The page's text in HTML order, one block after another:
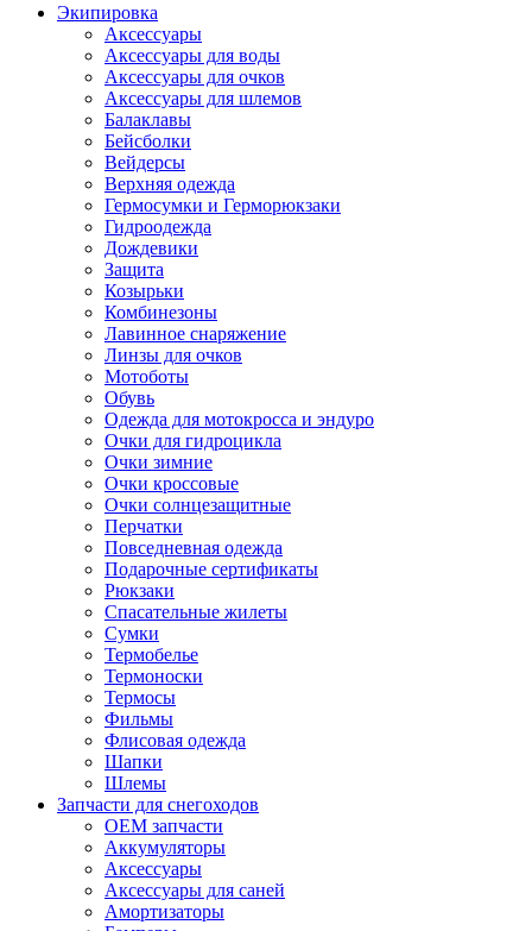
Экипировка
Аксессуары
Аксессуары для воды
Аксессуары для очков
Аксессуары для шлемов
Балаклавы
Бейсболки
Вейдерсы
Верхняя одежда
Гермосумки и Герморюкзаки
Гидроодежда
Дождевики
Защита
Козырьки
Комбинезоны
Лавинное снаряжение
Линзы для очков
Мотоботы
Обувь
Одежда для мотокросса и эндуро
Очки для гидроцикла
Очки зимние
Очки кроссовые
Очки солнцезащитные
Перчатки
Повседневная одежда
Подарочные сертификаты
Рюкзаки
Спасательные жилеты
Сумки
Термобелье
Термоноски
Термосы
Фильмы
Флисовая одежда
Шапки
Шлемы
Запчасти для снегоходов
OEM запчасти
Аккумуляторы
Аксессуары
Аксессуары для саней
Амортизаторы